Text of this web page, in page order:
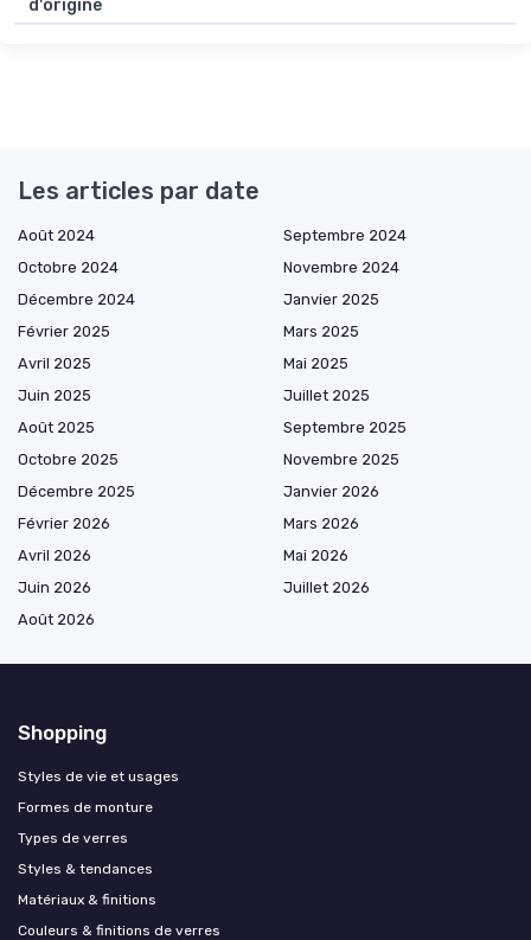
d'origine
Les articles par date
Août 2024
Septembre 2024
Octobre 2024
Novembre 2024
Décembre 2024
Janvier 2025
Février 2025
Mars 2025
Avril 2025
Mai 2025
Juin 2025
Juillet 2025
Août 2025
Septembre 2025
Octobre 2025
Novembre 2025
Décembre 2025
Janvier 2026
Février 2026
Mars 2026
Avril 2026
Mai 2026
Juin 2026
Juillet 2026
Août 2026
Shopping
Styles de vie et usages
Formes de monture
Types de verres
Styles & tendances
Matériaux & finitions
Couleurs & finitions de verres